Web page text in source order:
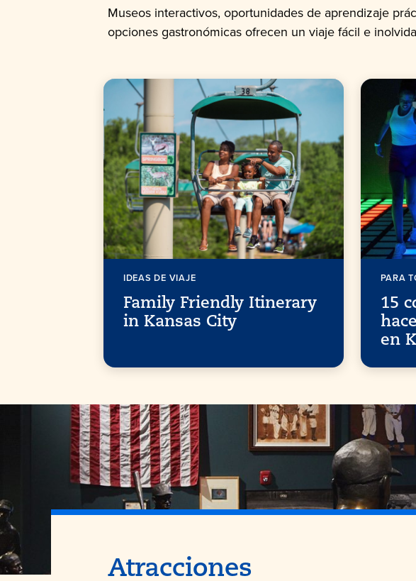
Museos interactivos, oportunidades de aprendizaje
opciones gastronómicas ofrecen un viaje fácil e
IDEAS DE VIAJE
Family Friendly Itinerary
in Kansas City
PARA
15
en
Atracciones